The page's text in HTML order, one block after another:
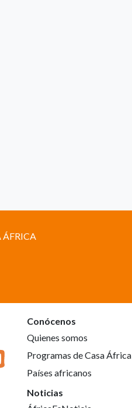
ÁFRICA
Conócenos
Quienes somos
Programas de Casa África
Países africanos
Noticias